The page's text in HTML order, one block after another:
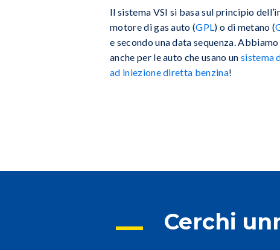
Il sistema VSI si basa sul principio
motore di gas auto (GPL) o di metano (
e secondo una data sequenza.
anche per le auto che usano un sistema
ad iniezione diretta benzina!
Cerchi